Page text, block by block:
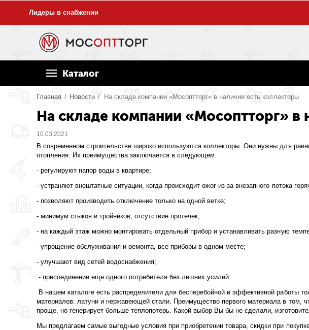
Лидеры в снабжении
Каталог
Главная / Новости / На складе компании «Мосоптторг» в наличии есть коллекторы
На складе компании «Мосоптторг» в
10.03.2021
В современном строительстве широко используются коллекторы. Они нужны для
отопления. Их преимущества заключается в следующем:
- регулируют напор воды в квартире;
- устраняют внештатные ситуации, когда происходит ожог из-за внезапного потока
- позволяют производить отключение только на одной ветке;
- минимум стыков и тройников, отсутствие протечек;
- на каждый этаж можно монтировать отдельный прибор и устанавливать разную
- упрощение обслуживания и ремонта, все приборы в одном месте;
- улучшают вид сетей водоснабжения;
- присоединение еще одного потребителя без лишних усилий.
В нашем каталоге есть распределители для бесперебойной и эффективной работы
материалов: латуни и нержавеющей стали. Преимущество первого материала в том,
проще, но генерирует больше теплопотерь. Какой выбор Вы бы не сделали,
Мы предлагаем самые выгодные условия при приобретении товара, скидки при